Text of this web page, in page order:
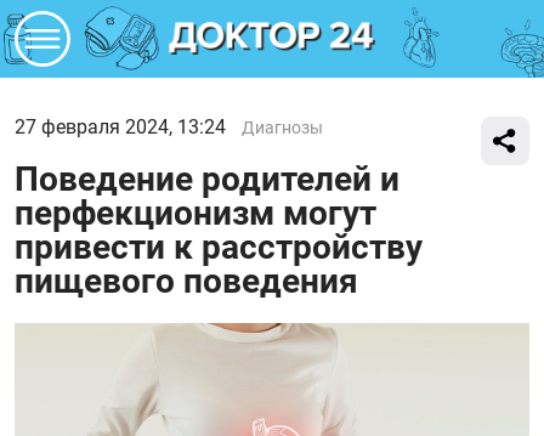
27 февраля 2024, 13:24 Диагнозы
Поведение родителей и
перфекционизм могут
привести к расстройству
пищевого поведения